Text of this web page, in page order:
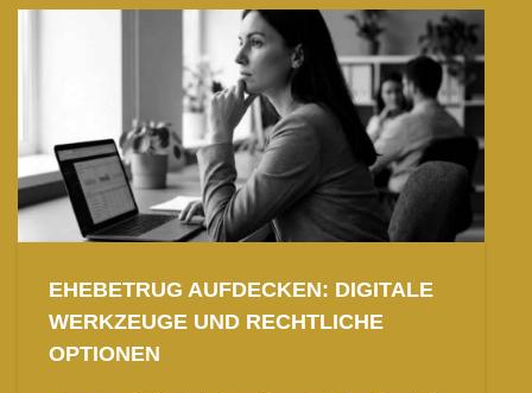
EHEBETRUG AUFDECKEN: DIGITALE
WERKZEUGE UND RECHTLICHE
OPTIONEN